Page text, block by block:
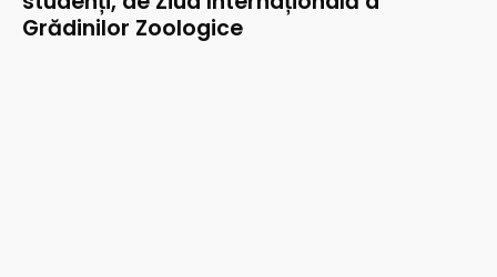
Grădinilor Zoologice